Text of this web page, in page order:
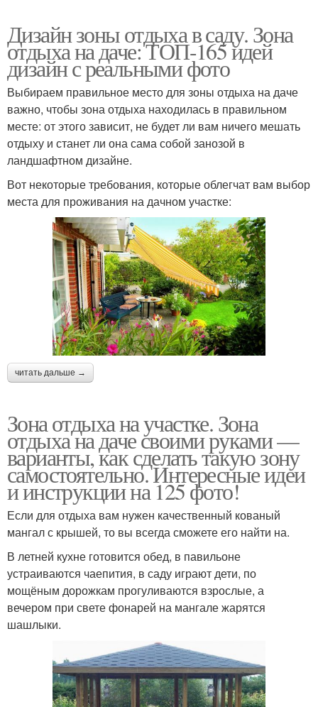
Дизайн зоны отдыха в саду. Зона
отдыха на даче: ТОП-165 идей
дизайн с реальными фото
Выбираем правильное место для зоны отдыха на даче
важно, чтобы зона отдыха находилась в правильном
месте: от этого зависит, не будет ли вам ничего мешать
отдыху и станет ли она сама собой занозой в
ландшафтном дизайне.
Вот некоторые требования, которые облегчат вам выбор
места для проживания на дачном участке:
читать дальше →
Зона отдыха на участке. Зона
отдыха на даче своими руками —
варианты, как сделать такую зону
самостоятельно. Интересные идеи
и инструкции на 125 фото!
Если для отдыха вам нужен качественный кованый
мангал с крышей, то вы всегда сможете его найти на.
В летней кухне готовится обед, в павильоне
устраиваются чаепития, в саду играют дети, по
мощёным дорожкам прогуливаются взрослые, а
вечером при свете фонарей на мангале жарятся
шашлыки.